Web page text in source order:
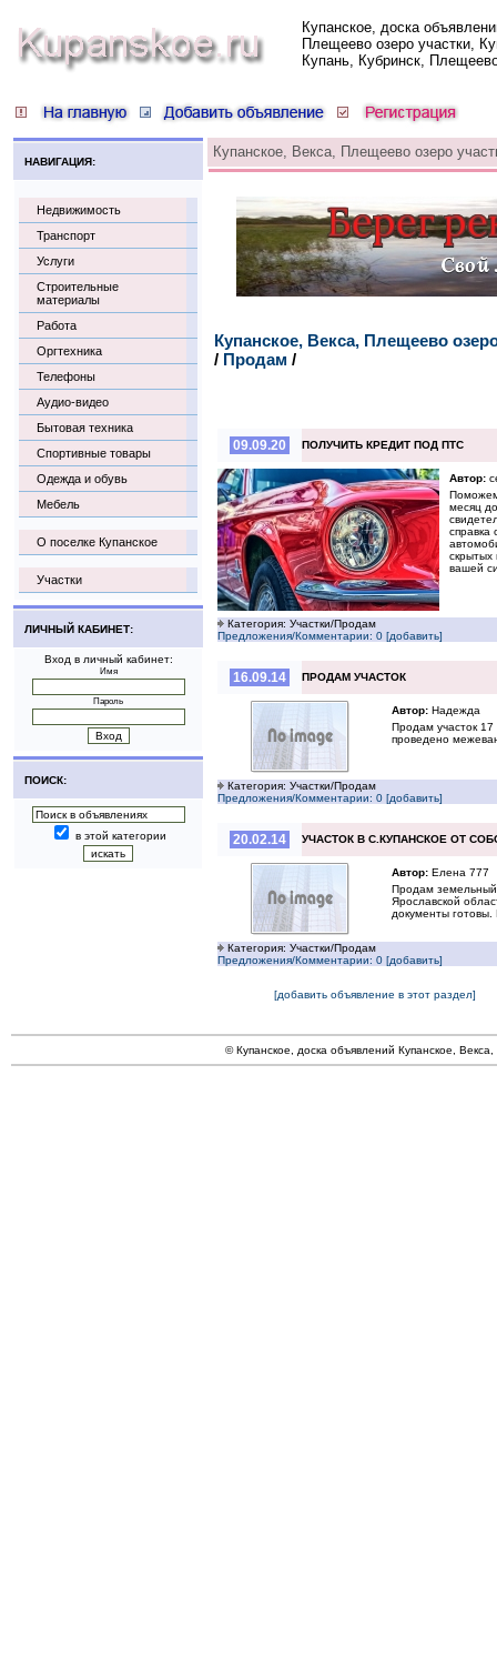
Купанское, доска
Плещеево озеро участки,
Купань, Кубринск,
НАВИГАЦИЯ:
Недвижимость
Транспорт
Услуги
Строительные
материалы
Работа
Оргтехника
Телефоны
Аудио-видео
Бытовая техника
Спортивные товары
Одежда и обувь
Мебель
О поселке Купанское
Участки
ЛИЧНЫЙ КАБИНЕТ:
Вход в личный кабинет:
Имя
Пароль
ПОИСК:
в этой категории
Купанское, Векса, Плещеево озеро
Купанское, Векса, Плещеево
/ Продам /
09.09.20 ПОЛУЧИТЬ КРЕДИТ ПОД ПТС
Автор:
месяц
справка
скрытых
вашей
Категория: Участки/Продам
Предложения/Комментарии: 0 [добавить]
16.09.14 ПРОДАМ УЧАСТОК
Автор: Надежда
Продам участок 17
проведено
Категория: Участки/Продам
Предложения/Комментарии: 0 [добавить]
20.02.14 УЧАСТОК В С.КУПАНСКОЕ ОТ
Автор: Елена 777
Продам земельный
Ярославской
документы
Категория: Участки/Продам
Предложения/Комментарии: 0 [добавить]
[добавить объявление в этот раздел]
© Купанское, доска объявлений Купанское,